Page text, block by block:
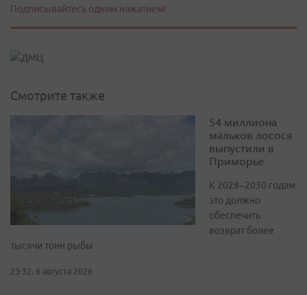
Подписывайтесь одним нажатием!
Смотрите также
54 миллиона
мальков лосося
выпустили в
Приморье
К 2028–2030 годам
это должно
обеспечить
возврат более
тысячи тонн рыбы
23:32, 6 августа 2026